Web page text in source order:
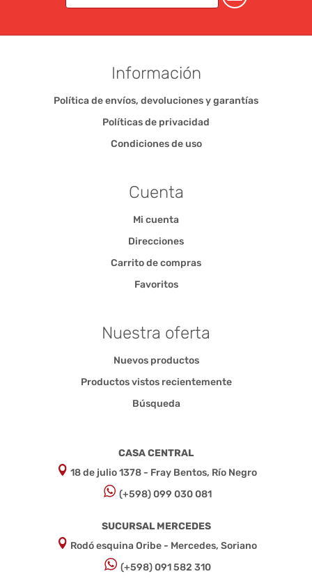
Información
Política de envíos, devoluciones y garantías
Políticas de privacidad
Condiciones de uso
Cuenta
Mi cuenta
Direcciones
Carrito de compras
Favoritos
Nuestra oferta
Nuevos productos
Productos vistos recientemente
Búsqueda
CASA CENTRAL
18 de julio 1378 - Fray Bentos, Río Negro
(+598) 099 030 081
SUCURSAL MERCEDES
Rodó esquina Oribe - Mercedes, Soriano
(+598) 091 582 310